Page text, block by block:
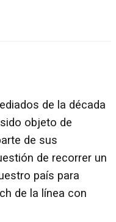
de la década
objeto de
de sus
de recorrer un
país para
de la línea con